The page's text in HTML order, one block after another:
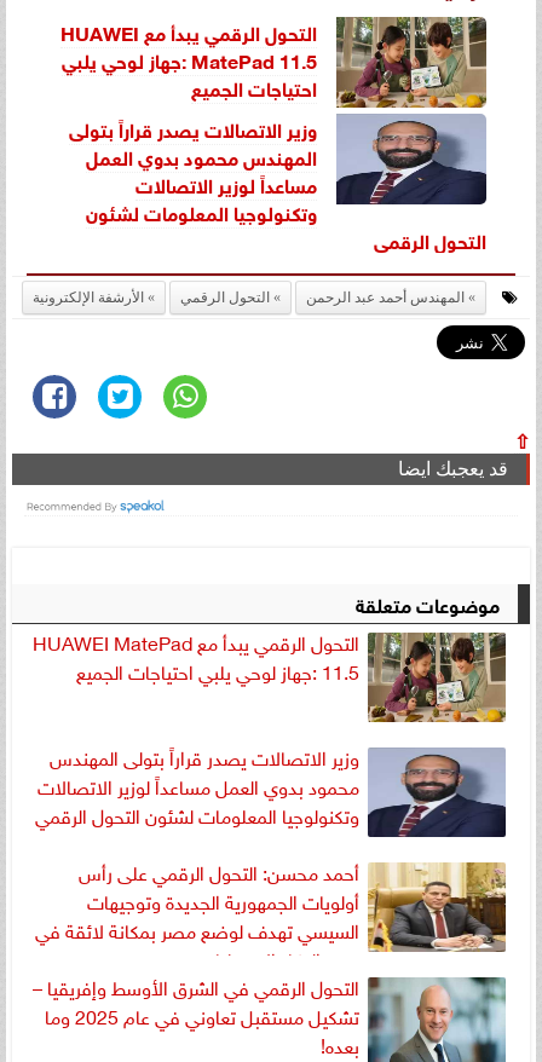
التحول الرقمي يبدأ مع HUAWEI
MatePad 11.5 :جهاز لوحي يلبي
احتياجات الجميع
وزير الاتصالات يصدر قراراً بتولى
المهندس محمود بدوي العمل
مساعداً لوزير الاتصالات
وتكنولوجيا المعلومات لشئون
التحول الرقمي
المهندس أحمد عبد الرحمن التحول الرقمي الأرشفة الإلكترونية
⇧
قد يعجبك ايضا
موضوعات متعلقة
التحول الرقمي يبدأ مع HUAWEI MatePad
11.5 :جهاز لوحي يلبي احتياجات الجميع
وزير الاتصالات يصدر قراراً بتولى المهندس
محمود بدوي العمل مساعداً لوزير الاتصالات
وتكنولوجيا المعلومات لشئون التحول الرقمي
أحمد محسن: التحول الرقمي على رأس
أولويات الجمهورية الجديدة وتوجيهات
السيسي تهدف لوضع مصر بمكانة لائقة في
عصر الذكاء الاصطناعي
التحول الرقمي في الشرق الأوسط وإفريقيا –
تشكيل مستقبل تعاوني في عام 2025 وما
بعده!